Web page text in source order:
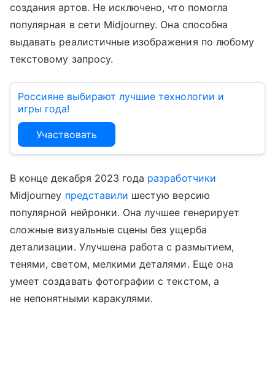
создания артов. Не исключено, что помогла
популярная в сети Midjourney. Она способна
выдавать реалистичные изображения по любому
текстовому запросу.
Россияне выбирают лучшие технологии и
игры года!
Участвовать
В конце декабря 2023 года разработчики
Midjourney представили шестую версию
популярной нейронки. Она лучшее генерирует
сложные визуальные сцены без ущерба
детализации. Улучшена работа с размытием,
тенями, светом, мелкими деталями. Еще она
умеет создавать фотографии с текстом, а
не непонятными каракулями.